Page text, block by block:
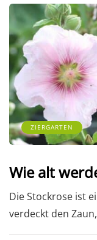
ZIERGARTEN
Wie alt
Die Stockrose ist
verdeckt den